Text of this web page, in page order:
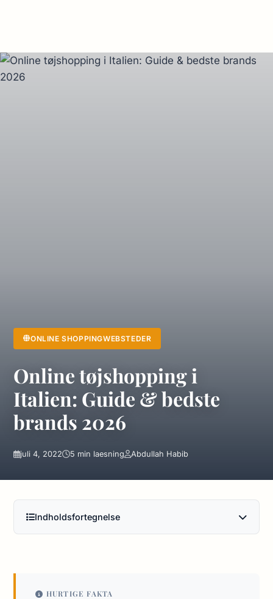
ONLINE SHOPPINGWEBSTEDER
Online tøjshopping i
Italien: Guide & bedste
brands 2026
juli 4, 2022 5 min laesning Abdullah Habib
Indholdsfortegnelse
HURTIGE FAKTA